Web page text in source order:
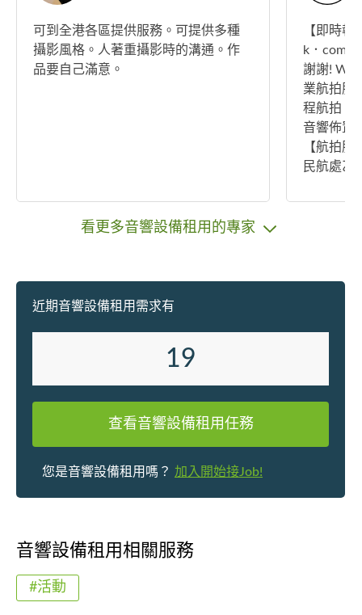
可到全港各區提供服務。可提供多種
攝影風格。人著重攝影時的溝通。作
品要自己滿意。
【即時
k．com
謝謝!
業航拍服
程航拍｜
音響佈置
【航拍
民航處乙
管要求​。
攝影師
效果，為
手機
看更多音響設備租用的專家
近期音響設備租用需求有
19
查看音響設備租用任務
您是音響設備租用嗎？ 加入開始接Job!
音響設備租用相關服務
#活動